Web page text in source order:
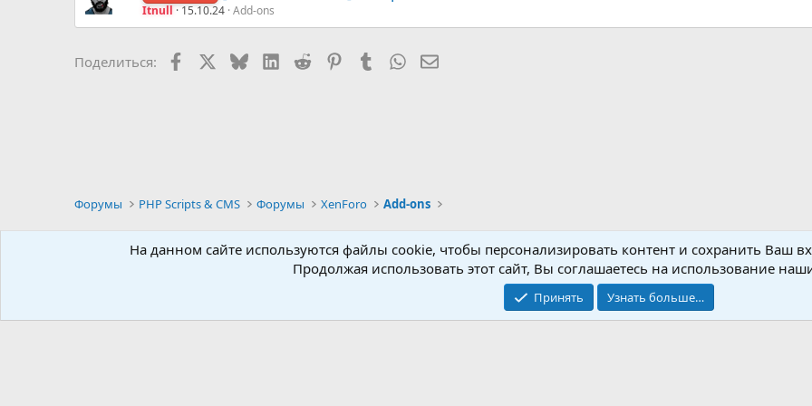
Itnull 15.10.24 Add-ons
Поделиться: FacebookX (Twitter)
BlueskyLinkedIn
Reddit PinterestTumblrWhatsAppЭлектронная почта
Форумы PHP Scripts & CMS Форумы XenForo Add-ons
Russian Обратная связь Условия и правила
Community platform by XenForo® © 2010-2026 XenForo Ltd.
Крупнейший форум по обмену приватной информацией
© 2013-2026 ITNULL.me
| XenForo® © 2026 XenForo Ltd.
На данном сайте используются файлы cookie, чтобы персонализировать контент и сохранить Ваш
Продолжая использовать этот сайт, Вы соглашаетесь на использование
Принять Узнать больше…